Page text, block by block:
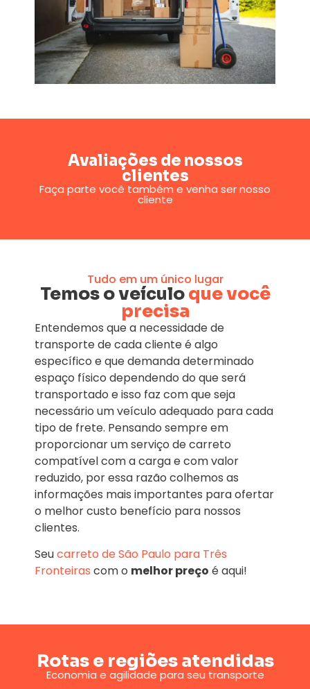
Avaliações de nossos
clientes
Faça parte você também e venha ser nosso
cliente
Tudo em um único lugar
Temos o veículoque você
precisa
Entendemos que a necessidade de
transporte de cada cliente é algo
específico e que demanda determinado
espaço físico dependendo do que será
transportado e isso faz com que seja
necessário um veículo adequado para cada
tipo de frete. Pensando sempre em
proporcionar um serviço de carreto
compatível com a carga e com valor
reduzido, por essa razão colhemos as
informações mais importantes para ofertar
o melhor custo benefício para nossos
clientes.
Seucarreto de São Paulo para Três
Fronteiras com o melhor preço é aqui!
Rotas e regiões atendidas
Economia e agilidade para seu transporte